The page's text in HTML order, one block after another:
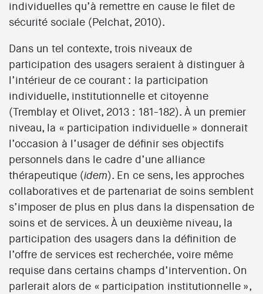
individuelles qu’à remettre en cause le filet de
sécurité sociale (Pelchat, 2010).
Dans un tel contexte, trois niveaux de
participation des usagers seraient à distinguer à
l’intérieur de ce courant : la participation
individuelle, institutionnelle et citoyenne
(Tremblay et Olivet, 2013 : 181-182). À un premier
niveau, la « participation individuelle » donnerait
l’occasion à l’usager de définir ses objectifs
personnels dans le cadre d’une alliance
thérapeutique (idem). En ce sens, les approches
collaboratives et de partenariat de soins semblent
s’imposer de plus en plus dans la dispensation de
soins et de services. À un deuxième niveau, la
participation des usagers dans la définition de
l’offre de services est recherchée, voire même
requise dans certains champs d’intervention. On
parlerait alors de « participation institutionnelle »,